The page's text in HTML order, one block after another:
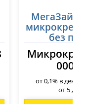
МегаЗайм
без
000
от 0,1% в день
от 5 до